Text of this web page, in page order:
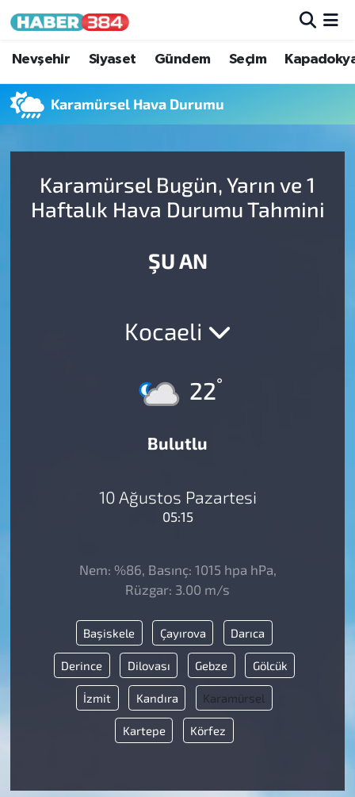
Nevşehir Siyaset Gündem Seçim
Karamürsel Hava Durumu
Karamürsel Bugün, Yarın ve 1
Haftalık Hava Durumu Tahmini
ŞU AN
Kocaeli
22°
Bulutlu
10 Ağustos Pazartesi
05:15
Nem: %86, Basınç: 1015 hpa hPa,
Rüzgar: 3.00 m/s
Başiskele Çayırova Darıca
Derince Dilovası Gebze Gölcük
İzmit Kandıra Karamürsel
Kartepe Körfez
Nöbetçi Eczaneler
Hava Durumu
Süper Lig Puan Durumu ve Fikstür
Tüm Manşetler
Son Dakika Haberleri